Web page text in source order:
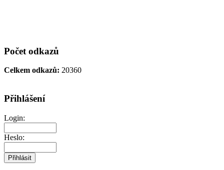
Počet odkazů
Celkem odkazů: 20360
Přihlášení
Login:
Heslo: